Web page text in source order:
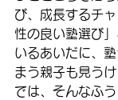
び、成長するチ
性の良い塾選び
いるあいだに、
まう親子も見うけ
では、そんなふ